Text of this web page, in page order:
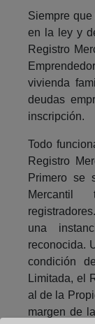
Siempre
en la ley y
Registro
vivienda
deudas
inscripción.
Todo
Registro
Primero se
Mercantil
una
reconocida.
condición
Limitada, el
al de la
margen de